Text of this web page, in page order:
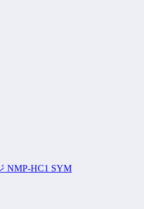
NMP-HC1 SYM